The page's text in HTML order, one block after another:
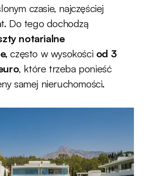
czasie, najczęściej
Do tego dochodzą
notarialne
często w wysokości od 3
, które trzeba ponieść
samej nieruchomości.